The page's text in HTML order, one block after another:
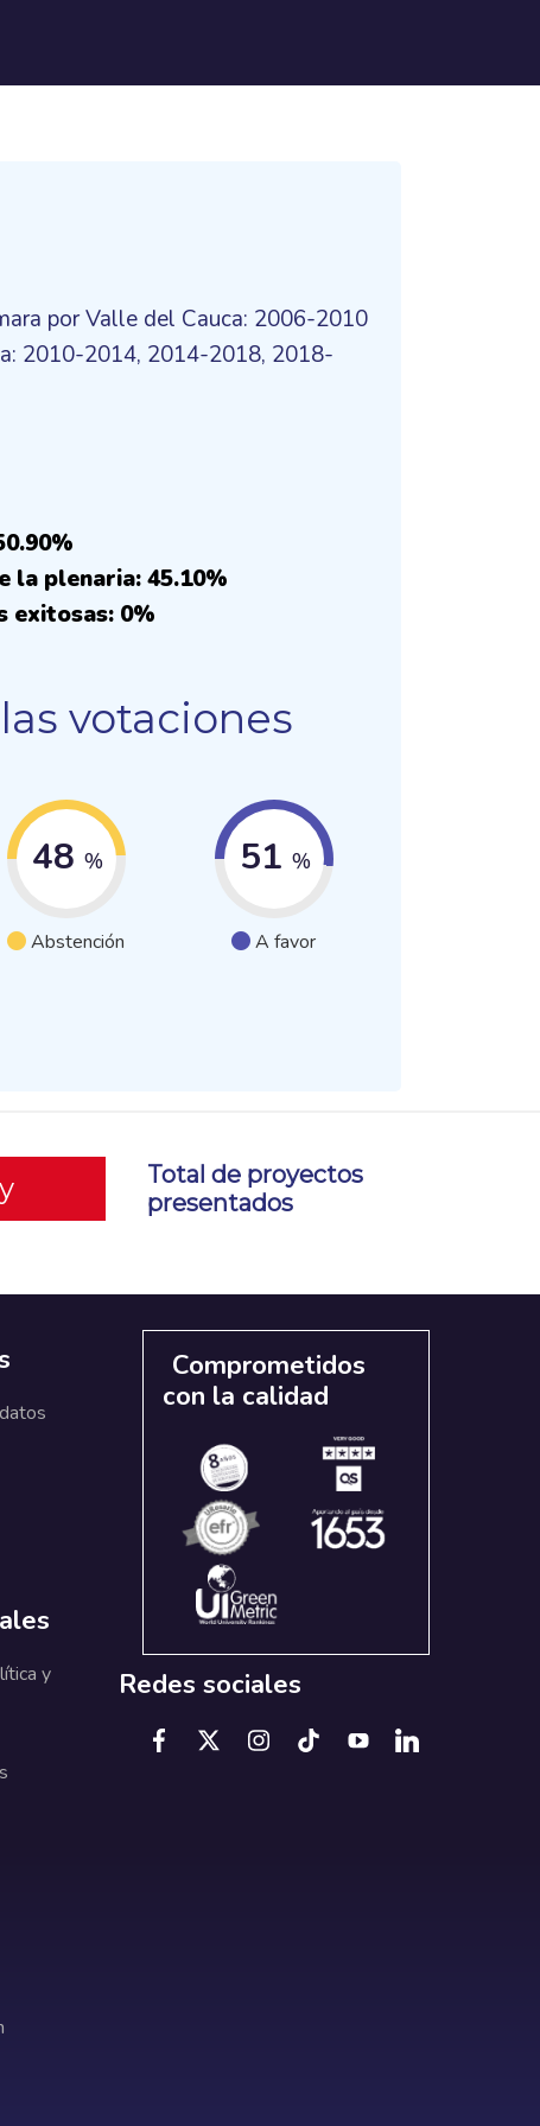
por Valle del Cauca: 2006-2010
2010-2014, 2014-2018, 2018-
la plenaria: 45.10%
exitosas: 0%
votaciones
48 %
Abstención
51 %
A favor
Total de proyectos
presentados
y
Comprometidos
con la calidad
Redes sociales